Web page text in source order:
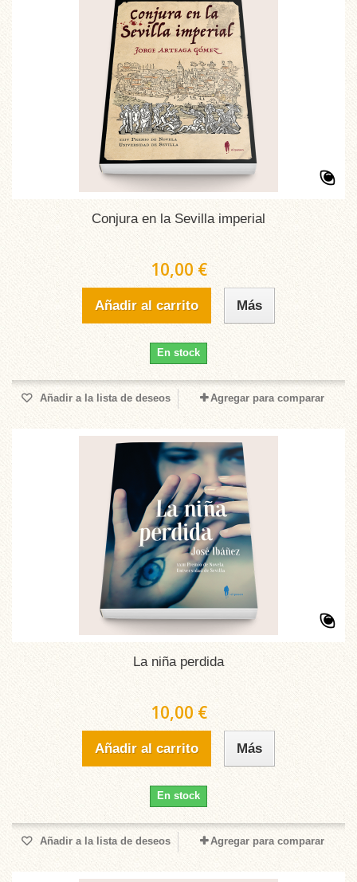
Conjura en la Sevilla imperial
10,00 €
Añadir al carrito Más
En stock
Añadir a la lista de deseos Agregar para comparar
La niña perdida
10,00 €
Añadir al carrito Más
En stock
Añadir a la lista de deseos Agregar para comparar